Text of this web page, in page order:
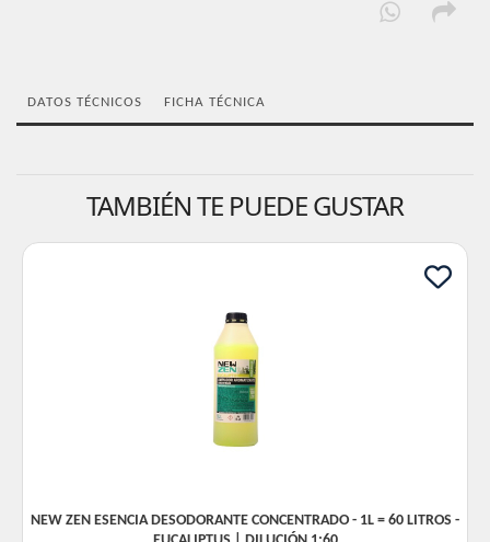
DATOS TÉCNICOS FICHA TÉCNICA
TAMBIÉN TE PUEDE GUSTAR
NEW ZEN ESENCIA DESODORANTE CONCENTRADO - 1L = 60 LITROS -